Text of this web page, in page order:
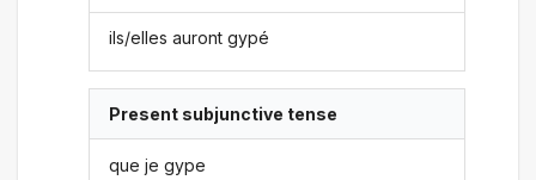
ils/elles auront gypé
Present subjunctive tense
que je gype